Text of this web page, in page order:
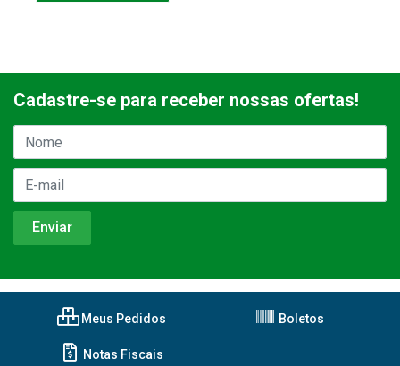
Cadastre-se para receber nossas ofertas!
Meus Pedidos Boletos
Notas Fiscais